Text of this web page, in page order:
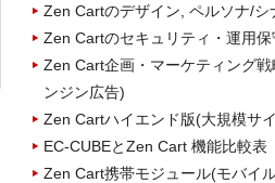
Zen Cartのデザイン, ペルソナ/
Zen Cartのセキュリティ・運用保
Zen Cart企画・マーケティング
ンジン広告)
Zen Cartハイエンド版(大規模サ
EC-CUBEとZen Cart 機能比較表
Zen Cart携帯モジュール(モバイ